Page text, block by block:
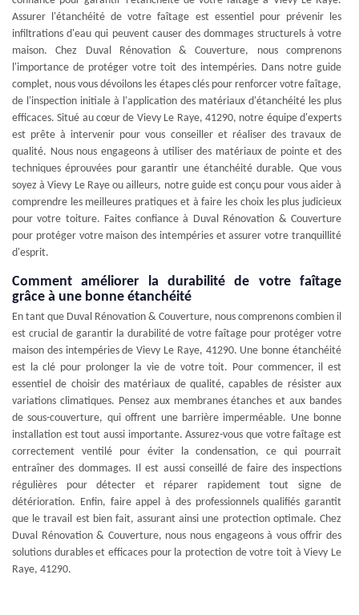
Assurer l'étanchéité de votre faîtage est essentiel pour prévenir les
infiltrations d'eau qui peuvent causer des dommages structurels à votre
maison. Chez Duval Rénovation & Couverture, nous comprenons
l'importance de protéger votre toit des intempéries. Dans notre guide
complet, nous vous dévoilons les étapes clés pour renforcer votre faîtage,
de l'inspection initiale à l'application des matériaux d'étanchéité les plus
efficaces. Situé au cœur de Vievy Le Raye, 41290, notre équipe d'experts
est prête à intervenir pour vous conseiller et réaliser des travaux de
qualité. Nous nous engageons à utiliser des matériaux de pointe et des
techniques éprouvées pour garantir une étanchéité durable. Que vous
soyez à Vievy Le Raye ou ailleurs, notre guide est conçu pour vous aider à
comprendre les meilleures pratiques et à faire les choix les plus judicieux
pour votre toiture. Faites confiance à Duval Rénovation & Couverture
pour protéger votre maison des intempéries et assurer votre tranquillité
d'esprit.
Comment améliorer la durabilité de votre faîtage
grâce à une bonne étanchéité
En tant que Duval Rénovation & Couverture, nous comprenons combien il
est crucial de garantir la durabilité de votre faîtage pour protéger votre
maison des intempéries de Vievy Le Raye, 41290. Une bonne étanchéité
est la clé pour prolonger la vie de votre toit. Pour commencer, il est
essentiel de choisir des matériaux de qualité, capables de résister aux
variations climatiques. Pensez aux membranes étanches et aux bandes
de sous-couverture, qui offrent une barrière imperméable. Une bonne
installation est tout aussi importante. Assurez-vous que votre faîtage est
correctement ventilé pour éviter la condensation, ce qui pourrait
entraîner des dommages. Il est aussi conseillé de faire des inspections
régulières pour détecter et réparer rapidement tout signe de
détérioration. Enfin, faire appel à des professionnels qualifiés garantit
que le travail est bien fait, assurant ainsi une protection optimale. Chez
Duval Rénovation & Couverture, nous nous engageons à vous offrir des
solutions durables et efficaces pour la protection de votre toit à Vievy Le
Raye, 41290.